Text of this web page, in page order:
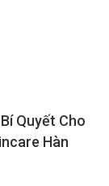
Quyết Cho
Hàn